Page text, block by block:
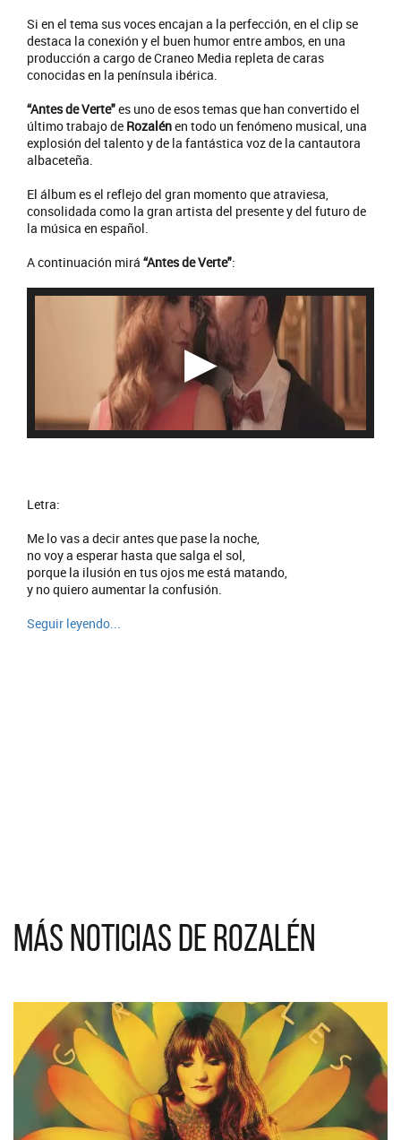
Si en el tema sus voces encajan a la perfección, en el clip se
destaca la conexión y el buen humor entre ambos, en una
producción a cargo de Craneo Media repleta de caras
conocidas en la península ibérica.
“Antes de Verte"es uno de esos temas que han convertido el
último trabajo de Rozalénen todo un fenómeno musical, una
explosión del talento y de la fantástica voz de la cantautora
albaceteña.
El álbum es el reflejo del gran momento que atraviesa,
consolidada como la gran artista del presente y del futuro de
la música en español.
A continuación mirá “Antes de Verte":
Letra:
Me lo vas a decir antes que pase la noche,
no voy a esperar hasta que salga el sol,
porque la ilusión en tus ojos me está matando,
y no quiero aumentar la confusión.
Seguir leyendo...
Más noticias de Rozalén